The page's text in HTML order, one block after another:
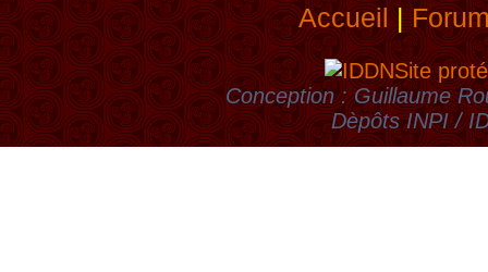
Accueil|
Site
Conception : Guillaume
Dèpôts INPI /